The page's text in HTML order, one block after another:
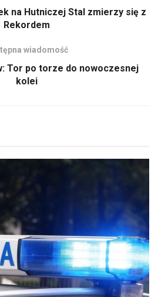
na Hutniczej Stal zmierzy się z
Rekordem
wiadomość
Tor po torze do nowoczesnej
kolei